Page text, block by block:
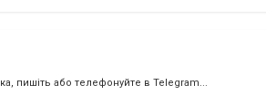
пишіть або телефонуйте в Telegram...